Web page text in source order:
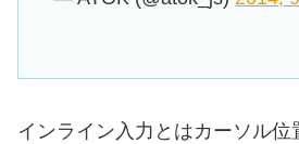
インライン入力とはカーソル